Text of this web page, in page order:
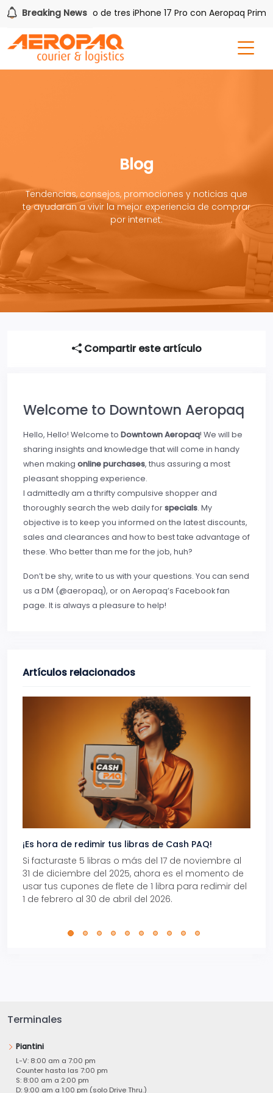
Breaking News
Gana uno de tres iPhone 17 Pro con Aeropaq Prime
Blog
Tendencias, consejos, promociones y noticias que
te ayudaran a vivir la mejor experiencia de comprar
por internet.
Compartir este artículo
Welcome to Downtown Aeropaq
Hello, Hello! Welcome to Downtown Aeropaq! We will be
sharing insights and knowledge that will come in handy
when making online purchases, thus assuring a most
pleasant shopping experience.
I admittedly am a thrifty compulsive shopper and
thoroughly search the web daily forspecials. My
objective is to keep you informed on the latest discounts,
sales and clearances and how to best take advantage of
these. Who better than me for the job, huh?
Don’t be shy, write to us with your questions. You can send
us a DM (@aeropaq), or on Aeropaq’s Facebook fan
page. It is always a pleasure to help!
Artículos relacionados
¡Es hora de redimir tus libras de Cash PAQ!
Si facturaste 5 libras o más del 17 de noviembre al
31 de diciembre del 2025, ahora es el momento de
usar tus cupones de flete de 1 libra para redimir del
1 de febrero al 30 de abril del 2026.
Terminales
Piantini
L-V: 8:00 am a 7:00 pm
Counter hasta las 7:00 pm
S: 8:00 am a 2:00 pm
D: 9:00 am a 1:00 pm (solo Drive Thru.)